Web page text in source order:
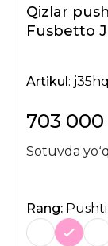
Qizlar
Fusbetto
Artikul:
703 000
Sotuvda yoʻq
Rang: Pushti